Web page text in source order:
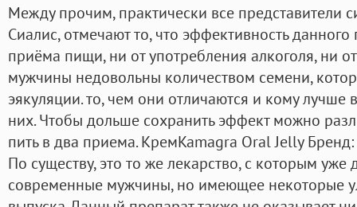
Между прочим, практически все представители
Сиалис, отмечают то, что эффективность
приёма пищи, ни от употребления алкоголя, ни
мужчины недовольны количеством семени,
эякуляции. то, чем они отличаются и кому лучше
них. Чтобы дольше сохранить эффект можно
пить в два приема. КремKamagra Oral Jelly
По существу, это то же лекарство, с которым
современные мужчины, но имеющее некоторые